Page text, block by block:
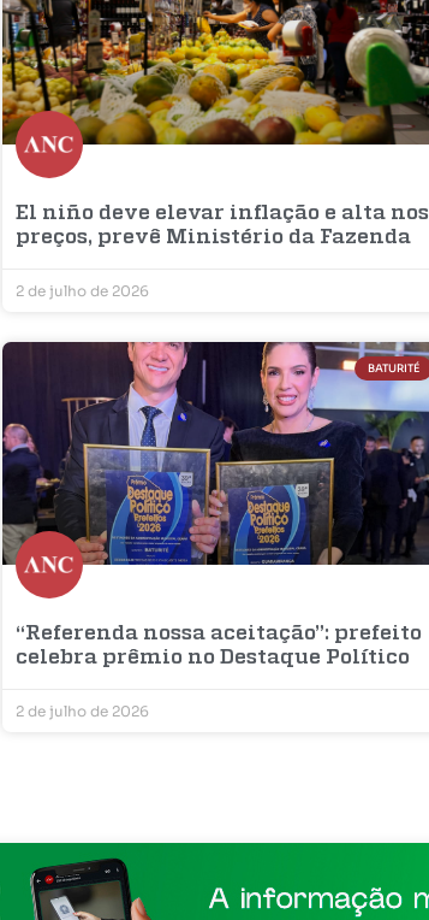
El niño deve elevar inflação e alta nos
preços, prevê Ministério da Fazenda
2 de julho de 2026
BATURITÉ
“Referenda nossa aceitação”: prefeito
celebra prêmio no Destaque Político
2 de julho de 2026